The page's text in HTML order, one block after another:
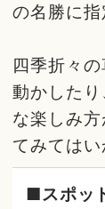
の名勝に指
四季折々
動かした
な楽しみ
てみてはい
■スポッ